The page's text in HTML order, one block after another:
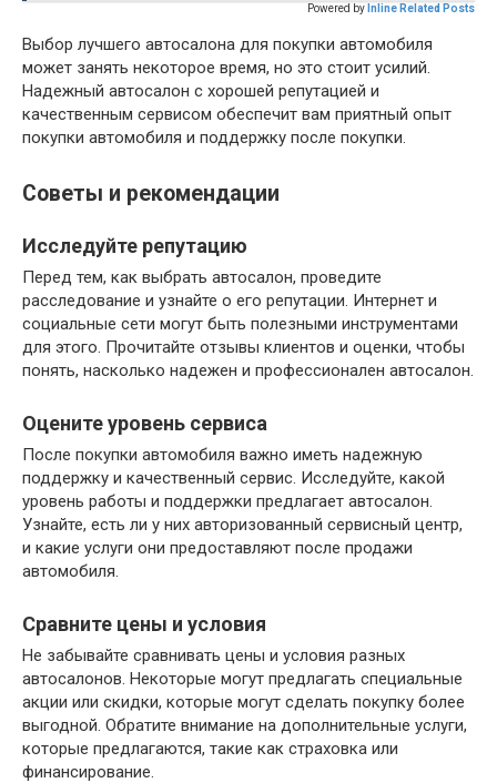
Powered by Inline Related Posts
Выбор лучшего автосалона для покупки автомобиля
может занять некоторое время, но это стоит усилий.
Надежный автосалон с хорошей репутацией и
качественным сервисом обеспечит вам приятный опыт
покупки автомобиля и поддержку после покупки.
Советы и рекомендации
Исследуйте репутацию
Перед тем, как выбрать автосалон, проведите
расследование и узнайте о его репутации. Интернет и
социальные сети могут быть полезными инструментами
для этого. Прочитайте отзывы клиентов и оценки, чтобы
понять, насколько надежен и профессионален автосалон.
Оцените уровень сервиса
После покупки автомобиля важно иметь надежную
поддержку и качественный сервис. Исследуйте, какой
уровень работы и поддержки предлагает автосалон.
Узнайте, есть ли у них авторизованный сервисный центр,
и какие услуги они предоставляют после продажи
автомобиля.
Сравните цены и условия
Не забывайте сравнивать цены и условия разных
автосалонов. Некоторые могут предлагать специальные
акции или скидки, которые могут сделать покупку более
выгодной. Обратите внимание на дополнительные услуги,
которые предлагаются, такие как страховка или
финансирование.